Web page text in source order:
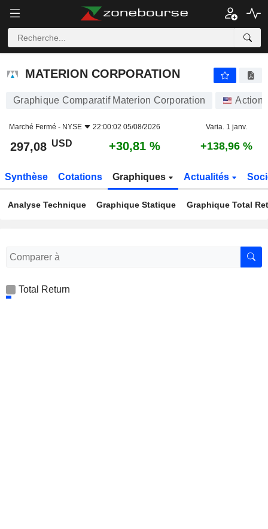
MATERION CORPORATION
MATERION CORPORATION
Graphique Comparatif Materion Corporation Actions
Marché Fermé - NYSE 22:00:02 05/08/2026 Varia. 1 janv.
297,08 USD +30,81 % +138,96 %
Synthèse Cotations Graphiques Actualités
Analyse Technique Graphique Statique Graphique Total
Total Return